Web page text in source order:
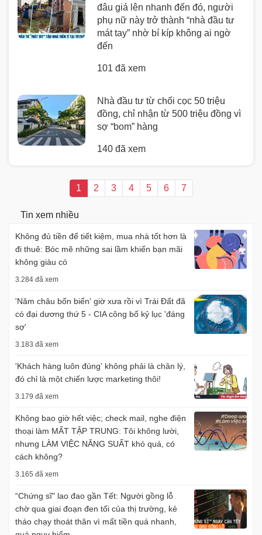
đâu giá lên nhanh đến đó, người
phụ nữ này trở thành “nhà đầu tư
mát tay” nhờ bí kíp không ai ngờ
đến
101 đã xem
Nhà đầu tư từ chối cọc 50 triệu
đồng, chỉ nhận từ 500 triệu đồng vì
sợ “bom” hàng
140 đã xem
1 2 3 4 5 6 7
Tin xem nhiều
Không đủ tiền để tiết kiệm, mua nhà tốt hơn là
đi thuê: Bóc mẽ những sai lầm khiến bạn mãi
không giàu có
3.284 đã xem
'Năm châu bốn biển' giờ xưa rồi vì Trái Đất đã
có đại dương thứ 5 - CIA công bố kỷ lục 'đáng
sợ'
3.183 đã xem
'Khách hàng luôn đúng' không phải là chân lý,
đó chỉ là một chiến lược marketing thôi!
3.179 đã xem
Không bao giờ hết việc; check mail, nghe điện
thoại làm MẤT TẬP TRUNG: Tôi không lười,
nhưng LÀM VIỆC NĂNG SUẤT khó quá, có
cách không?
3.165 đã xem
“Chứng sĩ" lao đao gần Tết: Người gồng lỗ
chờ qua giai đoạn đen tối của thị trường, kẻ
tháo chạy thoát thân vì mất tiền quá nhanh,